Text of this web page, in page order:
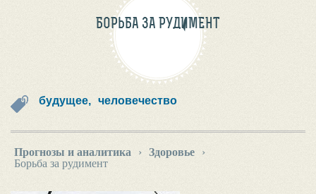
БОРЬБА ЗА РУДИМЕНТ
будущее, человечество
Прогнозы и аналитика › Здоровье
›
Борьба за рудимент